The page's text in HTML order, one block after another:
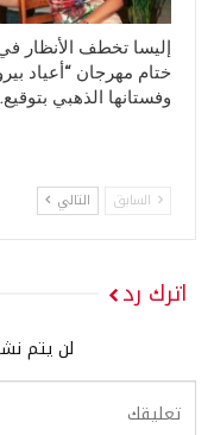
إليسا تخطف الأنظار
ختام مهرجان “أعياد
وفستانها الذهبي
السابق التالي
اترك رد
لن يتم